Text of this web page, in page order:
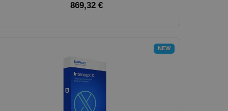
869,32 €
NEW